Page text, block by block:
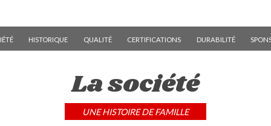
HISTORIQUE QUALITÉ CERTIFICATIONS DURABILITÉ
La société
UNE HISTOIRE DE FAMILLE